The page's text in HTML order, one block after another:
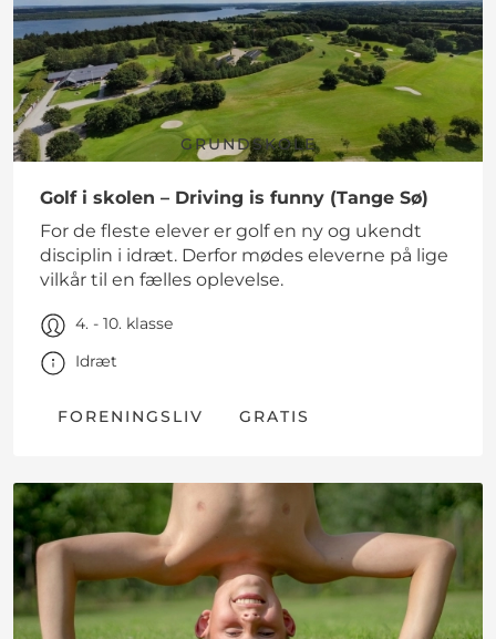
GRUNDSKOLE
Golf i skolen – Driving is funny (Tange Sø)
For de fleste elever er golf en ny og ukendt
disciplin i idræt. Derfor mødes eleverne på lige
vilkår til en fælles oplevelse.
4. - 10. klasse
Idræt
FORENINGSLIV GRATIS